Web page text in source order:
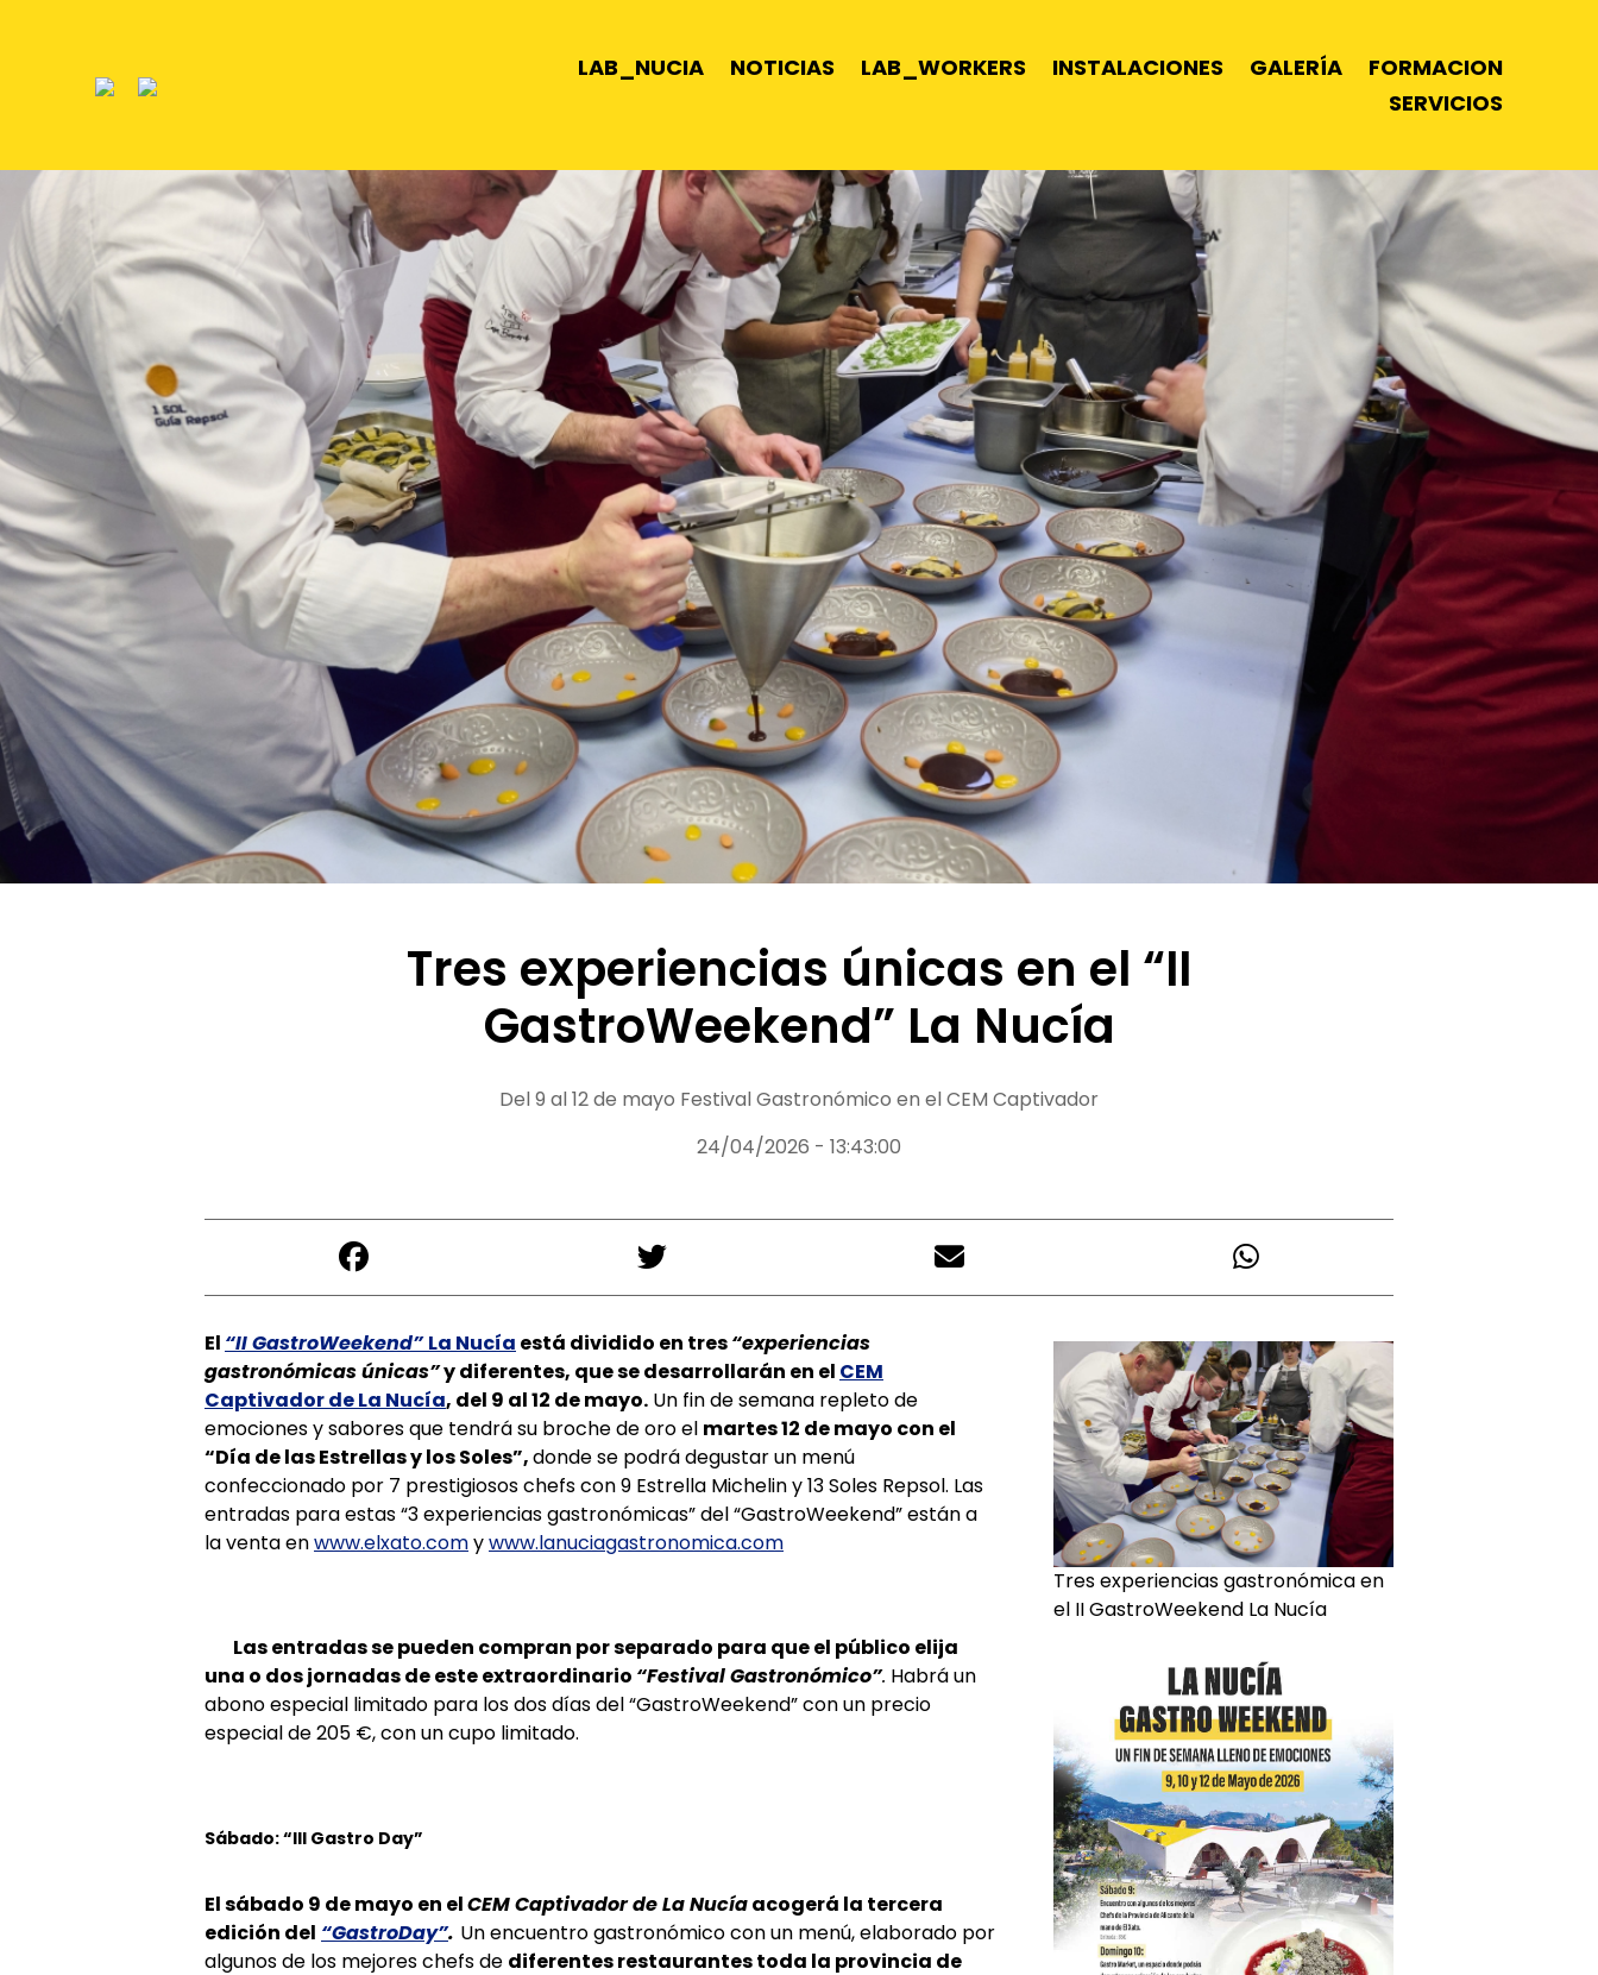
LAB_NUCIA NOTICIAS LAB_WORKERS INSTALACIONES GALERÍA
FORMACION
SERVICIOS
Tres experiencias únicas en el “II
GastroWeekend” La Nucía
Del 9 al 12 de mayo Festival Gastronómico en el CEM Captivador
24/04/2026 - 13:43:00
El “II GastroWeekend”La Nucía está dividido en tres“experiencias
gastronómicas únicas”y diferentes, que se desarrollarán en el CEM
Captivador de La Nucía, del 9 al 12 de mayo. Un fin de semana repleto de
emociones y sabores que tendrá su broche de oro el martes 12 de mayo con el
“Día de las Estrellas y los Soles”,donde se podrá degustar un menú
confeccionado por 7 prestigiosos chefs con 9 Estrella Michelin y 13 Soles Repsol. Las
entradas para estas “3 experiencias gastronómicas” del “GastroWeekend” están a
la venta enwww.elxato.comywww.lanuciagastronomica.com
Las entradas se pueden compran por separado para que el público elija
una o dos jornadas de este extraordinario “Festival Gastronómico”. Habrá un
abono especial limitado para los dos días del “GastroWeekend” con un precio
especial de 205 €, con un cupo limitado.
Sábado: “III Gastro Day”
El sábado 9 de mayo en elCEM Captivador de La Nucíaacogerá la tercera
edición del “GastroDay”. Un encuentro gastronómico con un menú, elaborado por
algunos de los mejores chefs de diferentes restaurantes toda la provincia de
Tres experiencias gastronómica en
el II GastroWeekend La Nucía